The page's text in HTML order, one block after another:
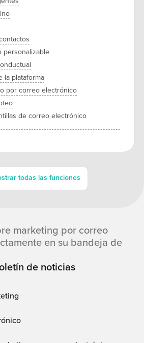
marketing por correo
en su bandeja de
de noticias